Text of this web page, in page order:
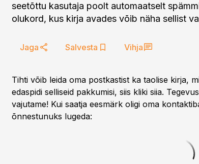
seetõttu kasutaja poolt automaatselt
olukord, kus kirja avades võib näha sellist
Jaga Salvesta Vihja
Tihti võib leida oma postkastist ka taolise kirja,
edaspidi selliseid pakkumisi, siis kliki siia.
vajutame! Kui saatja eesmärk oligi oma
õnnestunuks lugeda: